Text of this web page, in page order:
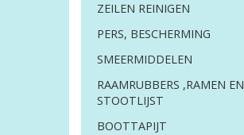
ZEILEN REINIGEN
PERS, BESCHERMING
SMEERMIDDELEN
RAAMRUBBERS ,RAMEN EN
STOOTLIJST
BOOTTAPIJT